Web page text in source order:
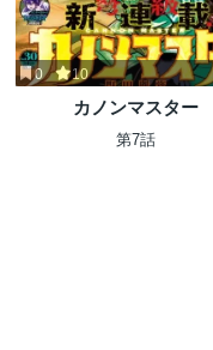
0 10
カノンマスター
第7話